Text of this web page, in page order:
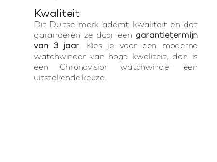
Kwaliteit
Dit Duitse merk ademt kwaliteit en dat
garanderen ze door een garantietermijn
van 3 jaar . Kies je voor een moderne
watchwinder van hoge kwaliteit, dan is
een Chronovision watchwinder een
uitstekende keuze.